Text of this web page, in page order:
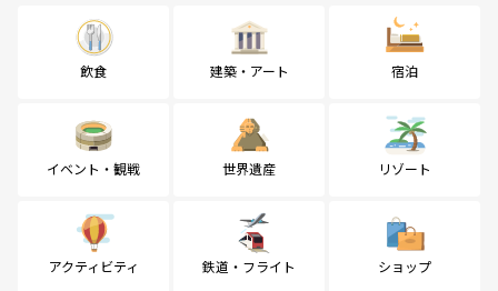
飲食 建築・アート 宿泊
イベント・観戦 世界遺産 リゾート
アクティビティ 鉄道・フライト ショップ